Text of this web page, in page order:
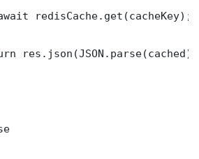
redisCache.get(cacheKey);